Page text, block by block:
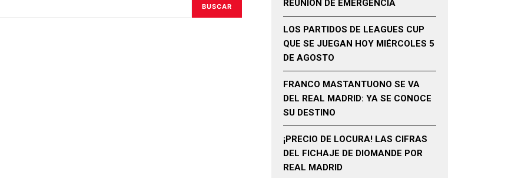
BUSCAR
REUNIÓN DE EMERGENCIA
LOS PARTIDOS DE LEAGUES CUP
QUE SE JUEGAN HOY MIÉRCOLES 5
DE AGOSTO
FRANCO MASTANTUONO SE VA
DEL REAL MADRID: YA SE CONOCE
SU DESTINO
¡PRECIO DE LOCURA! LAS CIFRAS
DEL FICHAJE DE DIOMANDE POR
REAL MADRID